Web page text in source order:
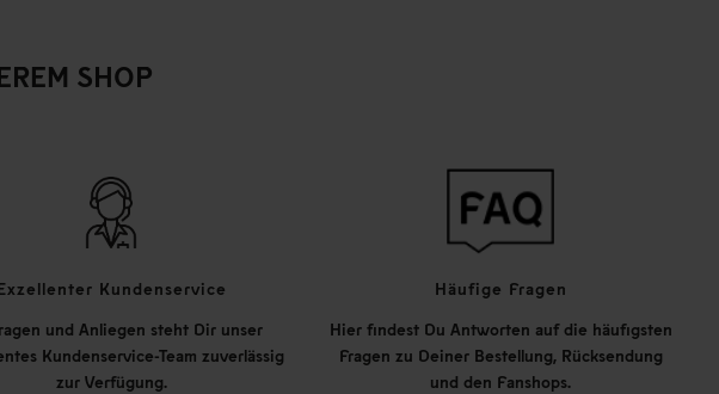
SHOP
Kundenservice
und Anliegen steht Dir unser
Kundenservice-Team zuverlässig
zur Verfügung.
Häufige Fragen
Hier findest Du Antworten auf die häufigsten
Fragen zu Deiner Bestellung, Rücksendung
und den Fanshops.